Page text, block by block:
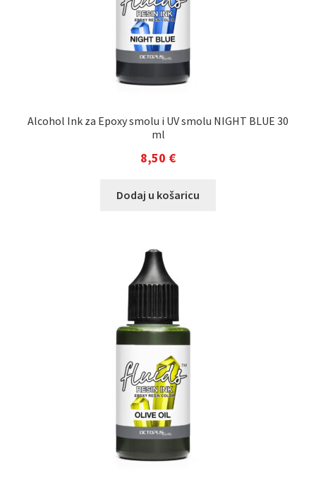
Alcohol Ink za Epoxy smolu i UV smolu NIGHT BLUE 30
ml
8,50 €
Dodaj u košaricu